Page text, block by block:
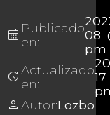
calendar_month Publicado
en:
08
pm
updateActualizado
en:
person Autor:Lozbo